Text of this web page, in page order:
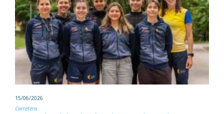
15/06/2026
Carretera